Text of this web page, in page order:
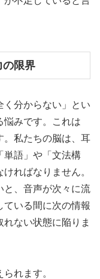
の限界
く分からない」とい
悩みです。これは
。私たちの脳は、耳
単語」や「文法構
ればなりません。
と、音声が次々に流
ている間に次の情報
ない状態に陥りま
れます。